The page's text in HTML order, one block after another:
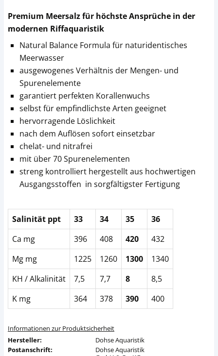
Premium Meersalz für höchste Ansprüche in der
modernen Riffaquaristik
Natural Balance Formula für naturidentisches
Meerwasser
ausgewogenes Verhältnis der Mengen- und
Spurenelemente
garantiert perfekten Korallenwuchs
selbst für empfindlichste Arten geeignet
hervorragende Löslichkeit
nach dem Auflösen sofort einsetzbar
chelat- und nitrafrei
mit über 70 Spurenelementen
streng kontrolliert hergestellt aus hochwertigen
Ausgangsstoffen in sorgfältigster Fertigung
Salinität ppt 33 34 35
36
Ca mg
396 408 420
432
Mg mg
1225 1260 1300
1340
KH / Alkalinität
7,5 7,7 8
8,5
K mg
364 378 390 400
Informationen zur Produktsicherheit
Hersteller:
Dohse Aquaristik
Postanschrift:
Dohse Aquaristik